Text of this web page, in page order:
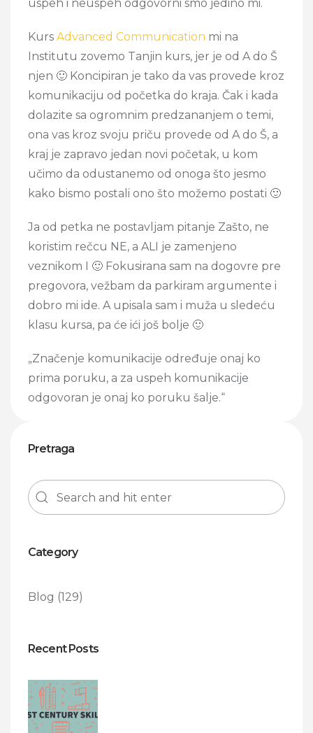
uspeh i neuspeh odgovorni smo jedino mi.
Kurs Advanced Communication mi na
Institutu zovemo Tanjin kurs, jer je od A do Š
njen 🙂 Koncipiran je tako da vas provede kroz
komunikaciju od početka do kraja. Čak i kada
dolazite sa ogromnim predzananjem o temi,
ona vas kroz svoju priču provede od A do Š, a
kraj je zapravo jedan novi početak, u kom
učimo da odustanemo od onoga što jesmo
kako bismo postali ono što možemo postati 🙂
Ja od petka ne postavljam pitanje Zašto, ne
koristim rečcu NE, a ALI je zamenjeno
veznikom I 🙂 Fokusirana sam na dogovre pre
pregovora, vežbam da parkiram argumente i
dobro mi ide. A upisala sam i muža u sledeću
klasu kursa, pa će ići još bolje 🙂
„Značenje komunikacije određuje onaj ko
prima poruku, a za uspeh komunikacije
odgovoran je onaj ko poruku šalje.“
Pretraga
Category
Blog (129)
Recent Posts